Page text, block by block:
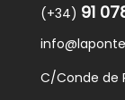
(+34) 91
C/Conde de